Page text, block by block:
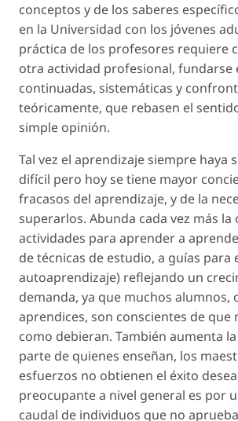
conceptos y de los saberes
en la Universidad con los jóvenes
práctica de los profesores requiere
otra actividad profesional, fundarse
continuadas, sistemáticas y
teóricamente, que rebasen el
simple opinión.
Tal vez el aprendizaje siempre haya
difícil pero hoy se tiene mayor
fracasos del aprendizaje, y de la
superarlos. Abunda cada vez más la
actividades para aprender a
de técnicas de estudio, a guías para
autoaprendizaje) reflejando un
demanda, ya que muchos alumnos,
aprendices, son conscientes de que
como debieran. También aumenta
parte de quienes enseñan, los
esfuerzos no obtienen el éxito
preocupante a nivel general es por
caudal de individuos que no